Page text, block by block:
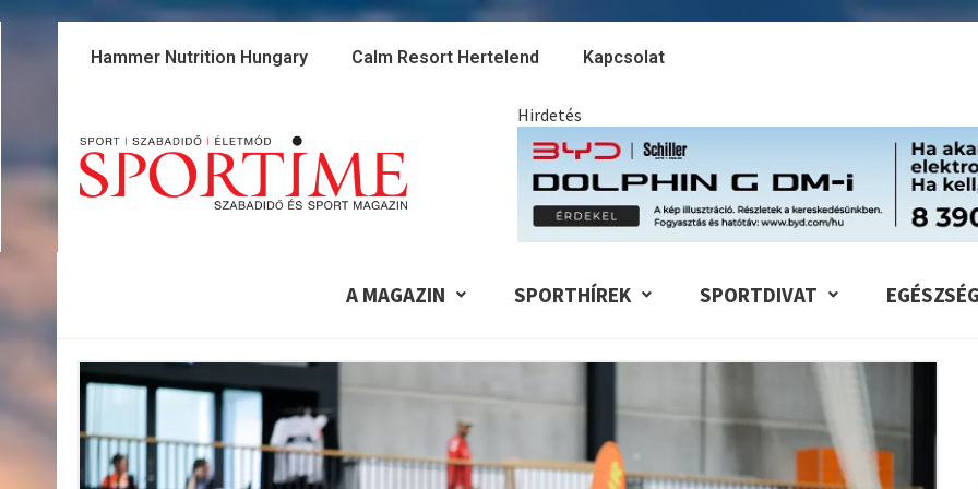
Skip
Hammer Nutrition Hungary Calm Resort Hertelend Kapcsolat
Hirdetés
A MAGAZIN SPORTHÍREK SPORTDIVAT EGÉSZSÉG